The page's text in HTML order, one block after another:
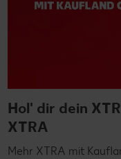
Hol' dir dein
XTRA
Mehr XTRA mit